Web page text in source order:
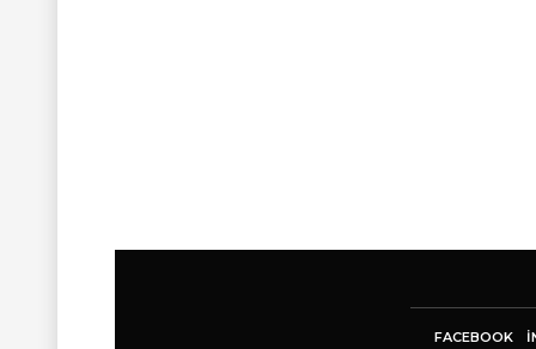
FACEBOOK